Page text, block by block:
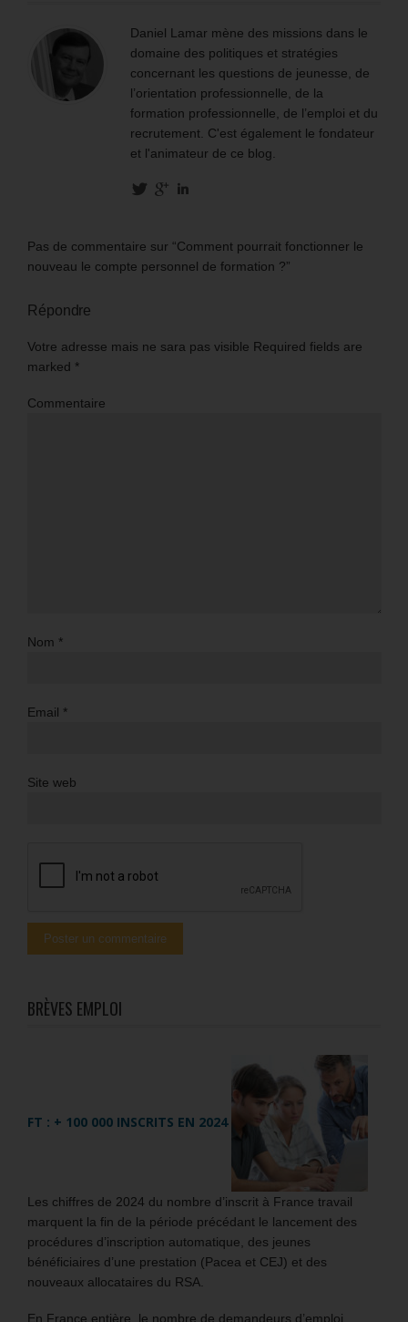
Daniel Lamar mène des missions dans le
domaine des politiques et stratégies
concernant les questions de jeunesse, de
l’orientation professionnelle, de la
formation professionnelle, de l’emploi et du
recrutement. C'est également le fondateur
et l'animateur de ce blog.
Pas de commentaire sur “Comment pourrait fonctionner le
nouveau le compte personnel de formation ?”
Répondre
Votre adresse mais ne sara pas visible Required fields are
marked *
Commentaire
Nom *
Email *
Site web
BRÈVES EMPLOI
FT : + 100 000 INSCRITS EN 2024
Les chiffres de 2024 du nombre d’inscrit à France travail
marquent la fin de la période précédant le lancement des
procédures d’inscription automatique, des jeunes
bénéficiaires d’une prestation (Pacea et CEJ) et des
nouveaux allocataires du RSA.
En France entière, le nombre de demandeurs d’emploi,